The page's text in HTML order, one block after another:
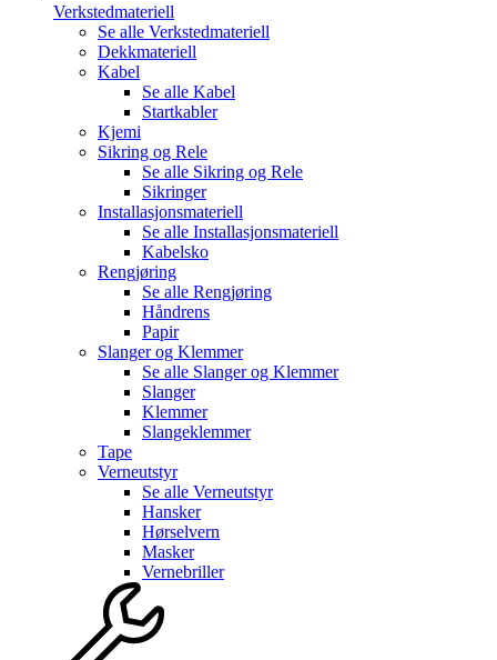
Verkstedmateriell
Se alle Verkstedmateriell
Dekkmateriell
Kabel
Se alle Kabel
Startkabler
Kjemi
Sikring og Rele
Se alle Sikring og Rele
Sikringer
Installasjonsmateriell
Se alle Installasjonsmateriell
Kabelsko
Rengjøring
Se alle Rengjøring
Håndrens
Papir
Slanger og Klemmer
Se alle Slanger og Klemmer
Slanger
Klemmer
Slangeklemmer
Tape
Verneutstyr
Se alle Verneutstyr
Hansker
Hørselvern
Masker
Vernebriller